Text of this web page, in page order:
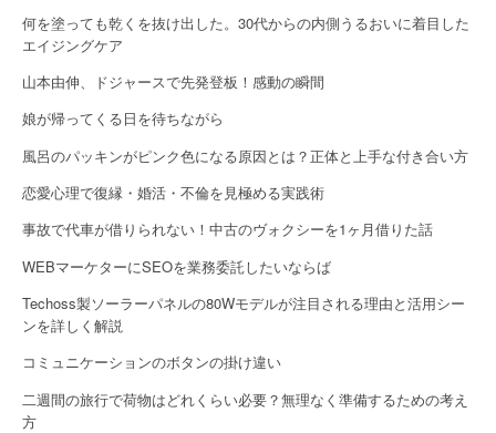
何を塗っても乾くを抜け出した。30代からの内側うるおいに着目した
エイジングケア
山本由伸、ドジャースで先発登板！感動の瞬間
娘が帰ってくる日を待ちながら
風呂のパッキンがピンク色になる原因とは？正体と上手な付き合い方
恋愛心理で復縁・婚活・不倫を見極める実践術
事故で代車が借りられない！中古のヴォクシーを1ヶ月借りた話
WEBマーケターにSEOを業務委託したいならば
Techoss製ソーラーパネルの80Wモデルが注目される理由と活用シー
ンを詳しく解説
コミュニケーションのボタンの掛け違い
二週間の旅行で荷物はどれくらい必要？無理なく準備するための考え
方